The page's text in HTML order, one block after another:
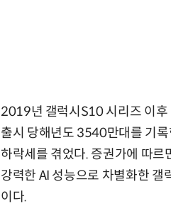
2019년 갤럭시S10 시리즈 이후
출시 당해년도 3540만대를 기
하락세를 겪었다. 증권가에 따
강력한 AI 성능으로 차별화한
이다.